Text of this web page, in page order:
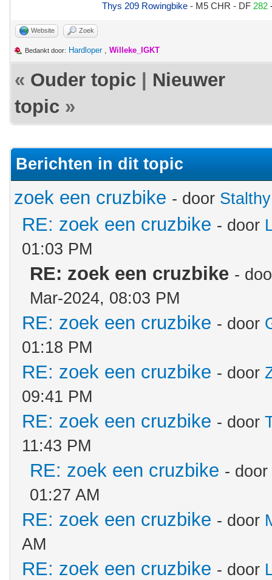
Thys 209 Rowingbike- M5 CHR - DF 282
Website Zoek
Bedankt door: Hardloper, Willeke_IGKT
« Ouder topic
Nieuwer
topic »
Berichten in dit topic
zoek een cruzbike - door Stalthy
RE: zoek een cruzbike - door
01:03 PM
RE: zoek een cruzbike -
Mar-2024, 08:03 PM
RE: zoek een cruzbike - door
01:18 PM
RE: zoek een cruzbike - door
09:41 PM
RE: zoek een cruzbike - door
11:43 PM
RE: zoek een cruzbike - door
01:27 AM
RE: zoek een cruzbike - door
AM
RE: zoek een cruzbike - door